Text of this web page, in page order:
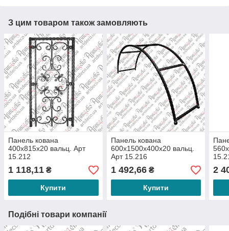
З цим товаром також замовляють
Панель кована
400х815х20 вальц. Арт
15.212
1 118,11 ₴
Купити
Панель кована
600х1500х400х20 вальц.
Арт 15.216
1 492,66₴
Купити
2
Подібні товари компанії